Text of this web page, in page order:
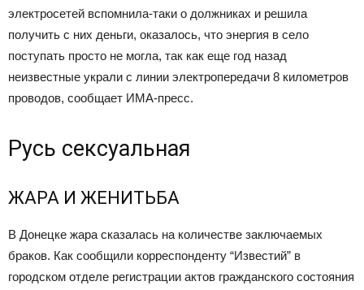
электросетей вспомнила-таки о должниках и решила
получить с них деньги, оказалось, что энергия в село
поступать просто не могла, так как еще год назад
неизвестные украли с линии электропередачи 8 километров
проводов, сообщает ИМА-пресс.
Русь сексуальная
ЖАРА И ЖЕНИТЬБА
B Донецке жара сказалась на количестве заключаемых
браков. Как сообщили корреспонденту “Известий” в
городском отделе регистрации актов гражданского состояния